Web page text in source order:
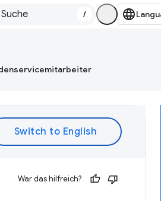
/
War das hilfreich?